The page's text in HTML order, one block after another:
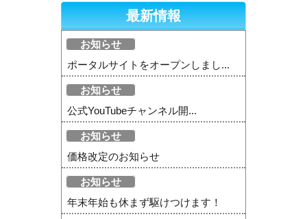
最新情報
お知らせ
ポータルサイトをオープンしまし...
お知らせ
公式YouTubeチャンネル開...
お知らせ
価格改定のお知らせ
お知らせ
年末年始も休まず駆けつけます！